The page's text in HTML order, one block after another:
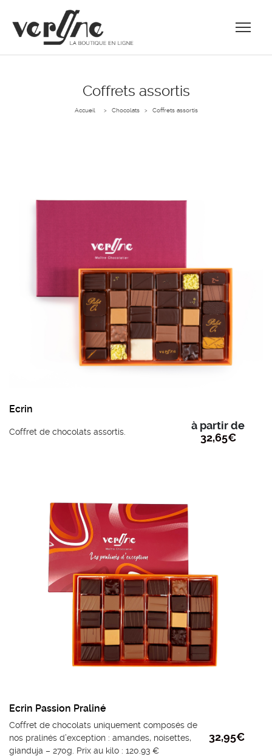
Coffrets assortis
Accueil > Chocolats > Coffrets assortis
Ecrin
Coffret de chocolats assortis.
à partir de
32,65€
Ecrin Passion Praliné
Coffret de chocolats uniquement composés de
nos pralinés d’exception : amandes, noisettes,
gianduja – 270g. Prix au kilo : 120.93 €
32,95€